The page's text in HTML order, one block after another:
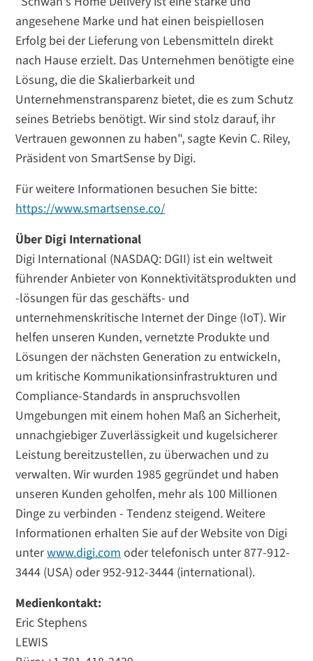
angesehene Marke und hat einen beispiellosen
Erfolg bei der Lieferung von Lebensmitteln direkt
nach Hause erzielt. Das Unternehmen benötigte eine
Lösung, die die Skalierbarkeit und
Unternehmenstransparenz bietet, die es zum Schutz
seines Betriebs benötigt. Wir sind stolz darauf, ihr
Vertrauen gewonnen zu haben", sagte Kevin C. Riley,
Präsident von SmartSense by Digi.
Für weitere Informationen besuchen Sie bitte:
https://www.smartsense.co/
Über Digi International
Digi International (NASDAQ: DGII) ist ein weltweit
führender Anbieter von Konnektivitätsprodukten und
-lösungen für das geschäfts- und
unternehmenskritische Internet der Dinge (IoT). Wir
helfen unseren Kunden, vernetzte Produkte und
Lösungen der nächsten Generation zu entwickeln,
um kritische Kommunikationsinfrastrukturen und
Compliance-Standards in anspruchsvollen
Umgebungen mit einem hohen Maß an Sicherheit,
unnachgiebiger Zuverlässigkeit und kugelsicherer
Leistung bereitzustellen, zu überwachen und zu
verwalten. Wir wurden 1985 gegründet und haben
unseren Kunden geholfen, mehr als 100 Millionen
Dinge zu verbinden - Tendenz steigend. Weitere
Informationen erhalten Sie auf der Website von Digi
unterwww.digi.comoder telefonisch unter 877-912-
3444 (USA) oder 952-912-3444 (international).
Medienkontakt:
Eric Stephens
LEWIS